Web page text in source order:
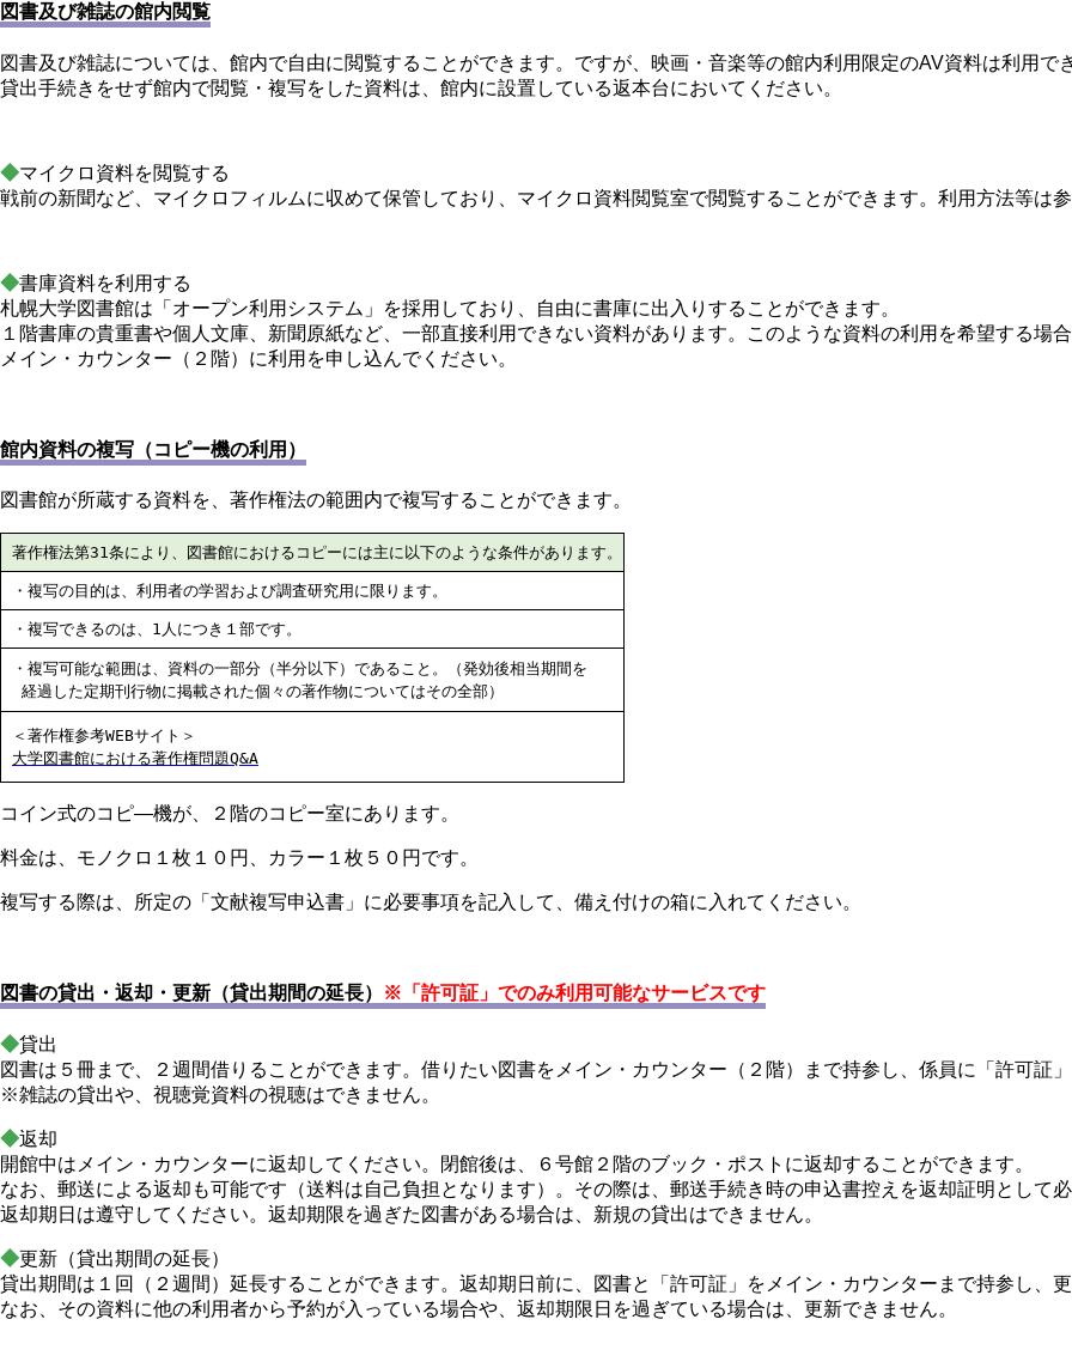
図書及び雑誌の館内閲覧
図書及び雑誌については、館内で自由に閲覧することができます。ですが、映画・音楽等の館内利用限定のAV資料は利用で
貸出手続きをせず館内で閲覧・複写をした資料は、館内に設置している返本台においてください。
◆マイクロ資料を閲覧する
戦前の新聞など、マイクロフィルムに収めて保管しており、マイクロ資料閲覧室で閲覧することができます。利用方法等は
◆書庫資料を利用する
札幌大学図書館は「オープン利用システム」を採用しており、自由に書庫に出入りすることができます。
１階書庫の貴重書や個人文庫、新聞原紙など、一部直接利用できない資料があります。このような資料の利用を希望する場
メイン・カウンター（２階）に利用を申し込んでください。
館内資料の複写（コピー機の利用）
図書館が所蔵する資料を、著作権法の範囲内で複写することができます。
著作権法第31条により、図書館におけるコピーには主に以下のような条件があります。
・複写の目的は、利用者の学習および調査研究用に限ります。
・複写できるのは、1人につき１部です。
・複写可能な範囲は、資料の一部分（半分以下）であること。（発効後相当期間を
経過した定期刊行物に掲載された個々の著作物についてはその全部）
＜著作権参考WEBサイト＞
大学図書館における著作権問題Q&A
コイン式のコピ―機が、２階のコピー室にあります。
料金は、モノクロ１枚１０円、カラー１枚５０円です。
複写する際は、所定の「文献複写申込書」に必要事項を記入して、備え付けの箱に入れてください。
図書の貸出・返却・更新（貸出期間の延長） ※「許可証」でのみ利用可能なサービスです
◆貸出
図書は５冊まで、２週間借りることができます。借りたい図書をメイン・カウンター（２階）まで持参し、係員に「許可証
※雑誌の貸出や、視聴覚資料の視聴はできません。
◆返却
開館中はメイン・カウンターに返却してください。閉館後は、６号館２階のブック・ポストに返却することができます。
なお、郵送による返却も可能です（送料は自己負担となります）。その際は、郵送手続き時の申込書控えを返却証明として
返却期日は遵守してください。返却期限を過ぎた図書がある場合は、新規の貸出はできません。
◆更新（貸出期間の延長）
貸出期間は１回（２週間）延長することができます。返却期日前に、図書と「許可証」をメイン・カウンターまで持参し、
なお、その資料に他の利用者から予約が入っている場合や、返却期限日を過ぎている場合は、更新できません。